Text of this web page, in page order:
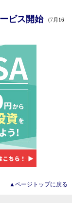
ビス開始
(7月16
▲ページトップに戻る